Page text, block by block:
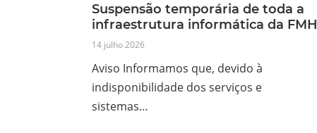
Suspensão temporária de toda a
infraestrutura informática da FMH
14 julho 2026
Aviso Informamos que, devido à
indisponibilidade dos serviços e
sistemas…